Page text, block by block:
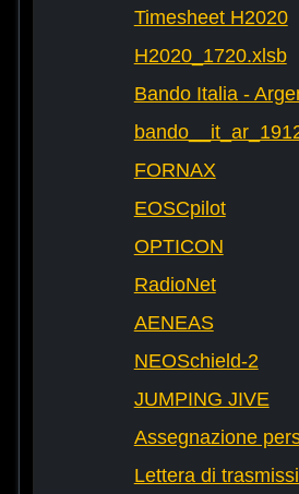
Timesheet H2020
H2020_1720.xlsb
Bando Italia -
FORNAX
EOSCpilot
OPTICON
RadioNet
AENEAS
NEOSchield-2
JUMPING JIVE
Assegnazione
Lettera di